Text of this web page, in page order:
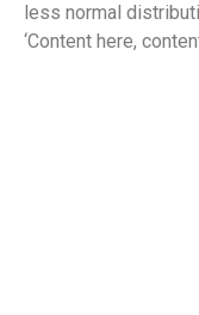
less normal
‘Content here,